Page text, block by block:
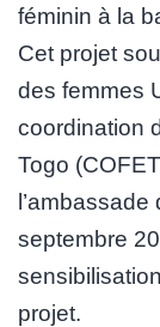
féminin à la
Cet projet
des femmes
coordination
Togo
septembre
projet.